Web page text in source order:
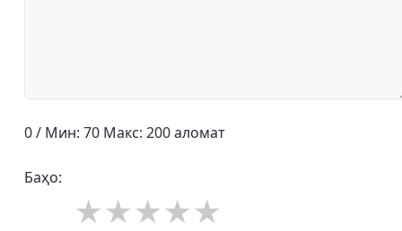
0 / Мин: 70 Макс: 200 аломат
Баҳо: